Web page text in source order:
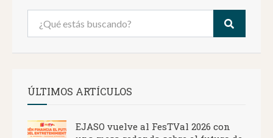
ÚLTIMOS ARTÍCULOS
EJASO vuelve al FesTVal 2026 con